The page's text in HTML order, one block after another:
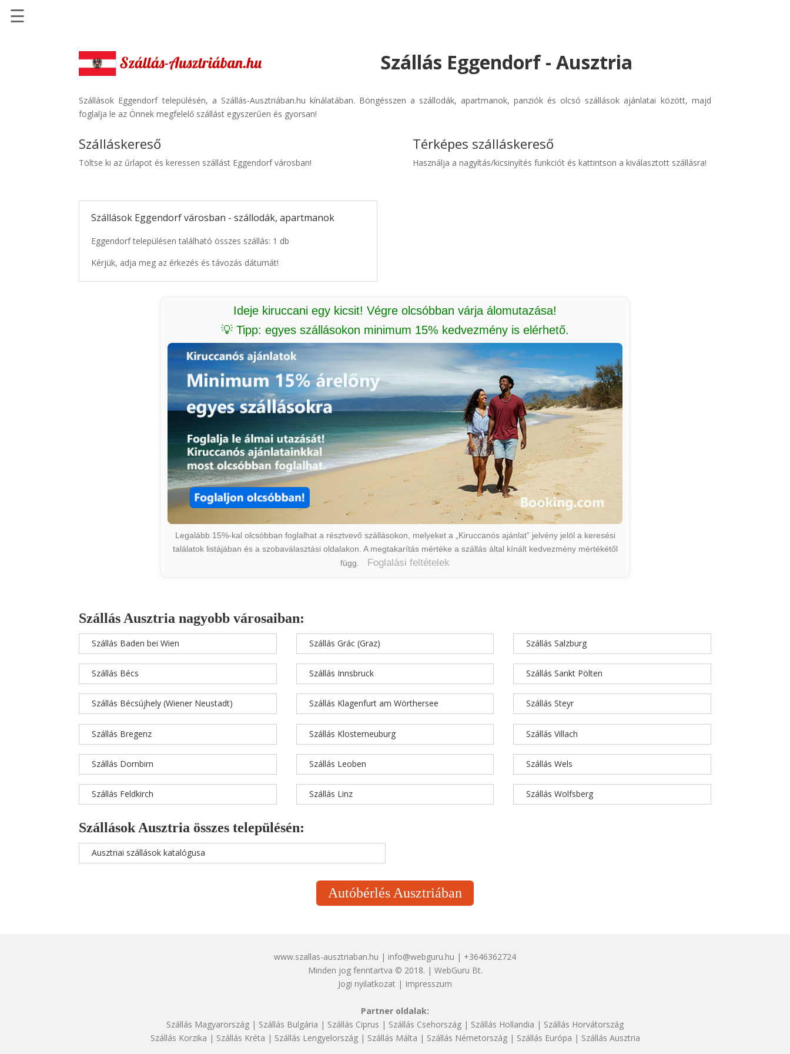
Szállásinfo.eu
Repülőjegy
Autóbérlés
☰
Szállás Eggendorf - Ausztria
Szállások Eggendorf településén, a Szállás-Ausztriában.hu kínálatában. Böngésszen a szállodák, apartmanok, panziók és olcsó szállások ajánlatai között, majd
foglalja le az Önnek megfelelő szállást egyszerűen és gyorsan!
Szálláskereső
Töltse ki az űrlapot és keressen szállást Eggendorf városban!
Szállások Eggendorf városban - szállodák, apartmanok
Eggendorf településen található összes szállás: 1 db
Kérjük, adja meg az érkezés és távozás dátumát!
Térképes szálláskereső
Használja a nagyítás/kicsinyítés funkciót és kattintson a kiválasztott szállásra!
Ideje kiruccani egy kicsit! Végre olcsóbban várja álomutazása!
💡 Tipp: egyes szállásokon minimum 15% kedvezmény is elérhető.
Legalább 15%-kal olcsóbban foglalhat a résztvevő szállásokon, melyeket a „Kiruccanós ajánlat” jelvény jelöl a keresési
találatok listájában és a szobaválasztási oldalakon. A megtakarítás mértéke a szállás által kínált kedvezmény mértékétől
függ.
Foglalási feltételek
Szállás Ausztria nagyobb városaiban:
Szállás Baden bei Wien
Szállás Bécs
Szállás Bécsújhely (Wiener Neustadt)
Szállás Bregenz
Szállás Dornbirn
Szállás Feldkirch
Szállás Grác (Graz)
Szállás Innsbruck
Szállás Klagenfurt am Wörthersee
Szállás Klosterneuburg
Szállás Leoben
Szállás Linz
Szállás Salzburg
Szállás Sankt Pölten
Szállás Steyr
Szállás Villach
Szállás Wels
Szállás Wolfsberg
Szállások Ausztria összes településén:
Ausztriai szállások katalógusa
Autóbérlés Ausztriában
www.szallas-ausztriaban.hu | info@webguru.hu | +3646362724
Minden jog fenntartva © 2018. | WebGuru Bt.
Jogi nyilatkozat | Impresszum
Partner oldalak:
Szállás Magyarország | Szállás Bulgária | Szállás Ciprus | Szállás Csehország | Szállás Hollandia | Szállás Horvátország
Szállás Korzika | Szállás Kréta | Szállás Lengyelország| Szállás Málta | Szállás Németország| Szállás Európa | Szállás Ausztria